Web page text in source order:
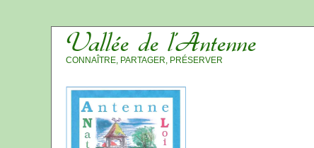
Vallée de l’Antenne
CONNAÎTRE, PARTAGER, PRÉSERVER